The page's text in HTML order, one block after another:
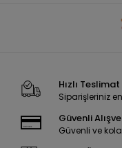
Hızlı Teslimat
Siparişleriniz
Güvenli
Güvenli ve